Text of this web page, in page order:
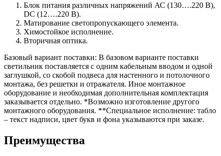
Блок питания различных напряжений АС (130….220 В),
DC (12….220 В).
Матирование светопропускающего элемента.
Химостойкое исполнение.
Вторичная оптика.
Базовый вариант поставки: В базовом варианте поставки
светильник поставляется с одним кабельным вводом и одной
заглушкой, со скобой подвеса для настенного и потолочного
монтажа, без решетки и отражателя. Иное монтажное
оборудование и необходимая дополнительная комплектация
заказывается отдельно. *Возможно изготовление другого
монтажного оборудования. **Специальное исполнение: табло
– текст надписи, цвет букв и фона указываются при заказе.
Преимущества